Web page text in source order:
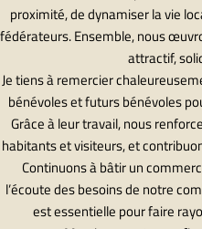
proximité, de dynamiser la vie
fédérateurs. Ensemble, nous
attractif,
Je tiens à remercier
bénévoles et futurs bénévoles
Grâce à leur travail, nous
habitants et visiteurs, et
Continuons à bâtir un
l’écoute des besoins de notre
est essentielle pour faire